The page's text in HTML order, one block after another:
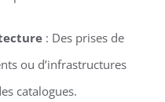
: Des prises de
ou d’infrastructures
catalogues.